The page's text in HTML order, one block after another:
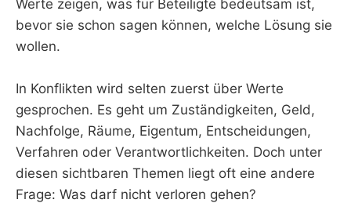
Werte zeigen, was für Beteiligte bedeutsam ist,
bevor sie schon sagen können, welche Lösung sie
wollen.
In Konflikten wird selten zuerst über Werte
gesprochen. Es geht um Zuständigkeiten, Geld,
Nachfolge, Räume, Eigentum, Entscheidungen,
Verfahren oder Verantwortlichkeiten. Doch unter
diesen sichtbaren Themen liegt oft eine andere
Frage: Was darf nicht verloren gehen?